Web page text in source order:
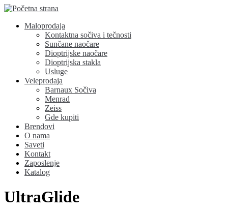
Maloprodaja
Kontaktna sočiva i tečnosti
Sunčane naočare
Dioptrijske naočare
Dioptrijska stakla
Usluge
Veleprodaja
Barnaux Sočiva
Menrad
Zeiss
Gde kupiti
Brendovi
O nama
Saveti
Kontakt
Zaposlenje
Katalog
UltraGlide